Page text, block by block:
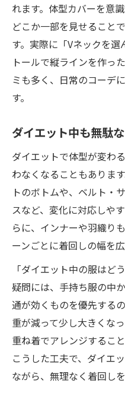
れます。体型カバーを意
どこか一部を見せること
す。実際に「Vネックを
トールで縦ラインを作っ
ミも多く、日常のコーデ
す。
ダイエット中も無駄
ダイエットで体型が変わ
わなくなることもありま
トのボトムや、ベルト・
スなど、変化に対応しや
らに、インナーや羽織り
ーンごとに着回しの幅を広
「ダイエット中の服はど
疑問には、手持ち服の中
通が効くものを優先する
重が減って少し大きくな
重ね着でアレンジするこ
こうした工夫で、ダイエ
ながら、無理なく着回し